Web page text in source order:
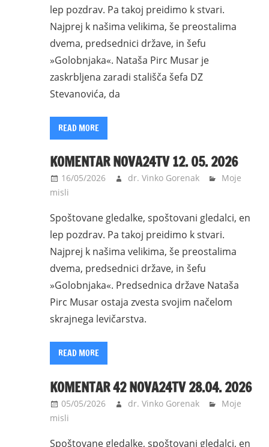
lep pozdrav. Pa takoj preidimo k stvari.
Najprej k našima velikima, še preostalima
dvema, predsednici države, in šefu
»Golobnjaka«. Nataša Pirc Musar je
zaskrbljena zaradi stališča šefa DZ
Stevanovića, da
READ MORE
KOMENTAR NOVA24TV 12. 05. 2026
16/05/2026 dr. Vinko Gorenak
Moje
misli
Spoštovane gledalke, spoštovani gledalci, en
lep pozdrav. Pa takoj preidimo k stvari.
Najprej k našima velikima, še preostalima
dvema, predsednici države, in šefu
»Golobnjaka«. Predsednica države Nataša
Pirc Musar ostaja zvesta svojim načelom
skrajnega levičarstva.
READ MORE
KOMENTAR 42 NOVA24TV 28.04. 2026
05/05/2026 dr. Vinko Gorenak
Moje
misli
Spoštovane gledalke, spoštovani gledalci, en